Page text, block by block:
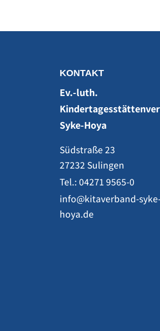
KONTAKT
Ev.-luth.
Syke-Hoya
Südstraße 23
27232 Sulingen
Tel.: 04271 9565-0